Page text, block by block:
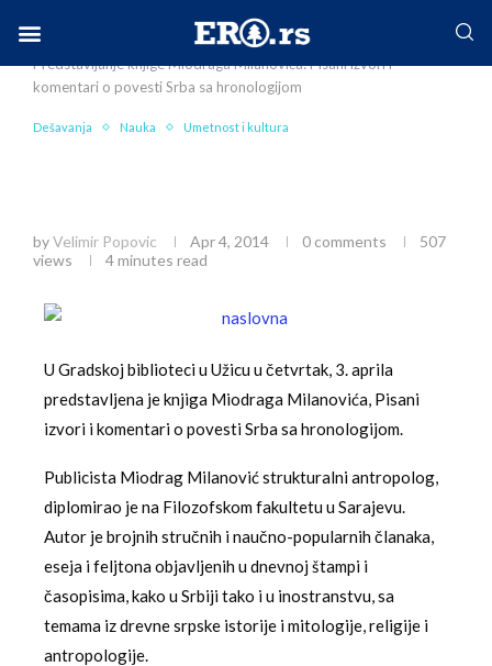
Home Užice
Dešavanja
Predstavljanje knjige Miodraga Milanovića: Pisani izvori i
komentari o povesti Srba sa hronologijom
Dešavanja Nauka Umetnost i kultura
byVelimir Popovic Apr 4, 2014 0 comments
507
views
4 minutes read
U Gradskoj biblioteci u Užicu u četvrtak, 3. aprila
predstavljena je knjiga Miodraga Milanovića, Pisani
izvori i komentari o povesti Srba sa hronologijom.
Publicista Miodrag Milanović strukturalni antropolog,
diplomirao je na Filozofskom fakultetu u Sarajevu.
Autor je brojnih stručnih i naučno-popularnih članaka,
eseja i feljtona objavljenih u dnevnoj štampi i
časopisima, kako u Srbiji tako i u inostranstvu, sa
temama iz drevne srpske istorije i mitologije, religije i
antropologije.